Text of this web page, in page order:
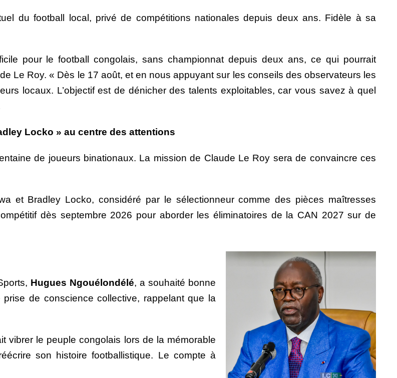
du football local, privé de compétitions nationales depuis deux ans. Fidèle à sa
pour le football congolais, sans championnat depuis deux ans, ce qui pourrait
Le Roy. « Dès le 17 août, et en nous appuyant sur les conseils des observateurs les
locaux. L’objectif est de dénicher des talents exploitables, car vous savez à quel
Locko » au centre des attentions
de joueurs binationaux. La mission de Claude Le Roy sera de convaincre ces
et Bradley Locko, considéré par le sélectionneur comme des pièces maîtresses
dès septembre 2026 pour aborder les éliminatoires de la CAN 2027 sur de
Hugues Ngouélondélé, a souhaité bonne
de conscience collective, rappelant que la
vibrer le peuple congolais lors de la mémorable
son histoire footballistique. Le compte à